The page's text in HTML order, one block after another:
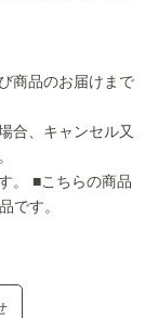
商品のお届けまで
合、キャンセル又
。 ■こちらの商品
です。